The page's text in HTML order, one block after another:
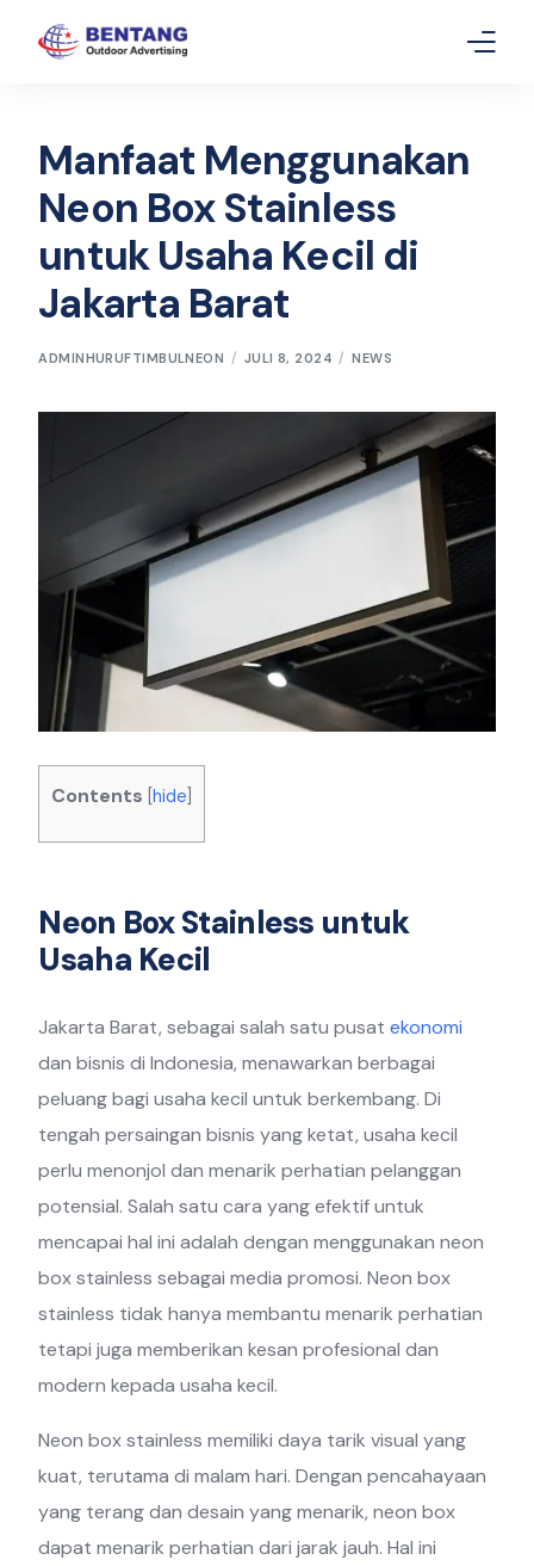
Manfaat Menggunakan
Neon Box Stainless
untuk Usaha Kecil di
Jakarta Barat
ADMINHURUFTIMBULNEON JULI 8, 2024 NEWS
Contents [hide
Neon Box Stainless untuk
Usaha Kecil
Jakarta Barat, sebagai salah satu pusatekonomi
dan bisnis di Indonesia, menawarkan berbagai
peluang bagi usaha kecil untuk berkembang. Di
tengah persaingan bisnis yang ketat, usaha kecil
perlu menonjol dan menarik perhatian pelanggan
potensial. Salah satu cara yang efektif untuk
mencapai hal ini adalah dengan menggunakan neon
box stainless sebagai media promosi. Neon box
stainless tidak hanya membantu menarik perhatian
tetapi juga memberikan kesan profesional dan
modern kepada usaha kecil.
Neon box stainless memiliki daya tarik visual yang
kuat, terutama di malam hari. Dengan pencahayaan
yang terang dan desain yang menarik, neon box
dapat menarik perhatian dari jarak jauh. Hal ini
Layanan
Gallery
Article
Contact Us